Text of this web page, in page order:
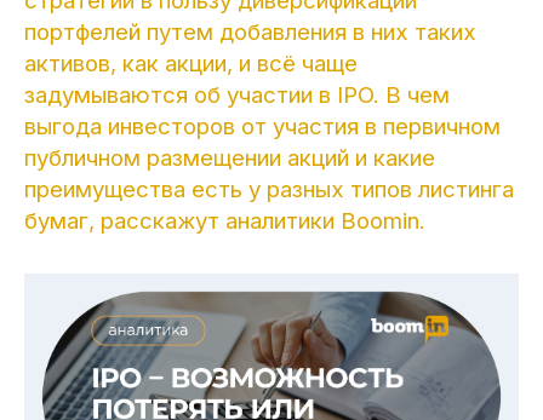
портфелей путем добавления в них таких
активов, как акции, и всё чаще
задумываются об участии в IPO. В чем
выгода инвесторов от участия в первичном
публичном размещении акций и какие
преимущества есть у разных типов листинга
бумаг, расскажут аналитики Boomin.